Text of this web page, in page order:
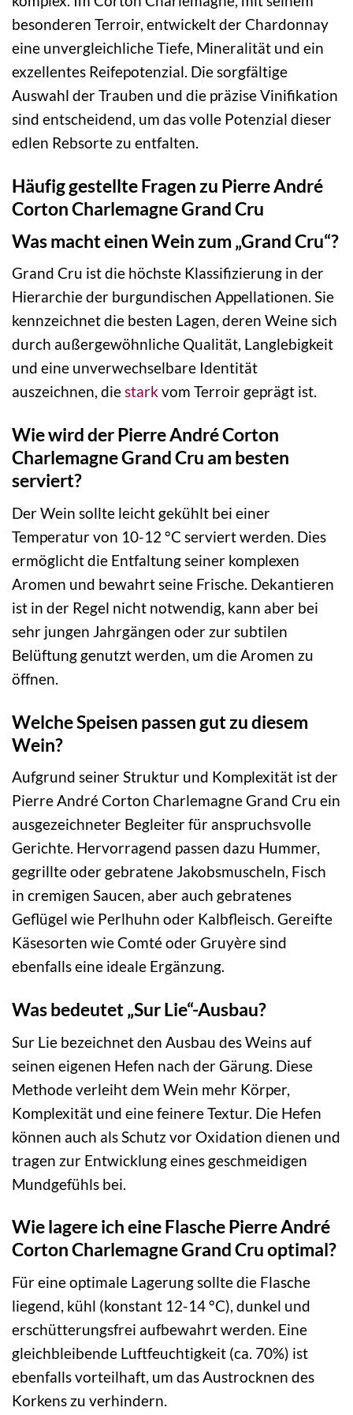
besonderen Terroir, entwickelt der Chardonnay
eine unvergleichliche Tiefe, Mineralität und ein
exzellentes Reifepotenzial. Die sorgfältige
Auswahl der Trauben und die präzise Vinifikation
sind entscheidend, um das volle Potenzial dieser
edlen Rebsorte zu entfalten.
Häufig gestellte Fragen zu Pierre André
Corton Charlemagne Grand Cru
Was macht einen Wein zum „Grand Cru“?
Grand Cru ist die höchste Klassifizierung in der
Hierarchie der burgundischen Appellationen. Sie
kennzeichnet die besten Lagen, deren Weine sich
durch außergewöhnliche Qualität, Langlebigkeit
und eine unverwechselbare Identität
auszeichnen, diestarkvom Terroir geprägt ist.
Wie wird der Pierre André Corton
Charlemagne Grand Cru am besten
serviert?
Der Wein sollte leicht gekühlt bei einer
Temperatur von 10-12 °C serviert werden. Dies
ermöglicht die Entfaltung seiner komplexen
Aromen und bewahrt seine Frische. Dekantieren
ist in der Regel nicht notwendig, kann aber bei
sehr jungen Jahrgängen oder zur subtilen
Belüftung genutzt werden, um die Aromen zu
öffnen.
Welche Speisen passen gut zu diesem
Wein?
Aufgrund seiner Struktur und Komplexität ist der
Pierre André Corton Charlemagne Grand Cru ein
ausgezeichneter Begleiter für anspruchsvolle
Gerichte. Hervorragend passen dazu Hummer,
gegrillte oder gebratene Jakobsmuscheln, Fisch
in cremigen Saucen, aber auch gebratenes
Geflügel wie Perlhuhn oder Kalbfleisch. Gereifte
Käsesorten wie Comté oder Gruyère sind
ebenfalls eine ideale Ergänzung.
Was bedeutet „Sur Lie“-Ausbau?
Sur Lie bezeichnet den Ausbau des Weins auf
seinen eigenen Hefen nach der Gärung. Diese
Methode verleiht dem Wein mehr Körper,
Komplexität und eine feinere Textur. Die Hefen
können auch als Schutz vor Oxidation dienen und
tragen zur Entwicklung eines geschmeidigen
Mundgefühls bei.
Wie lagere ich eine Flasche Pierre André
Corton Charlemagne Grand Cru optimal?
Für eine optimale Lagerung sollte die Flasche
liegend, kühl (konstant 12-14 °C), dunkel und
erschütterungsfrei aufbewahrt werden. Eine
gleichbleibende Luftfeuchtigkeit (ca. 70%) ist
ebenfalls vorteilhaft, um das Austrocknen des
Korkens zu verhindern.